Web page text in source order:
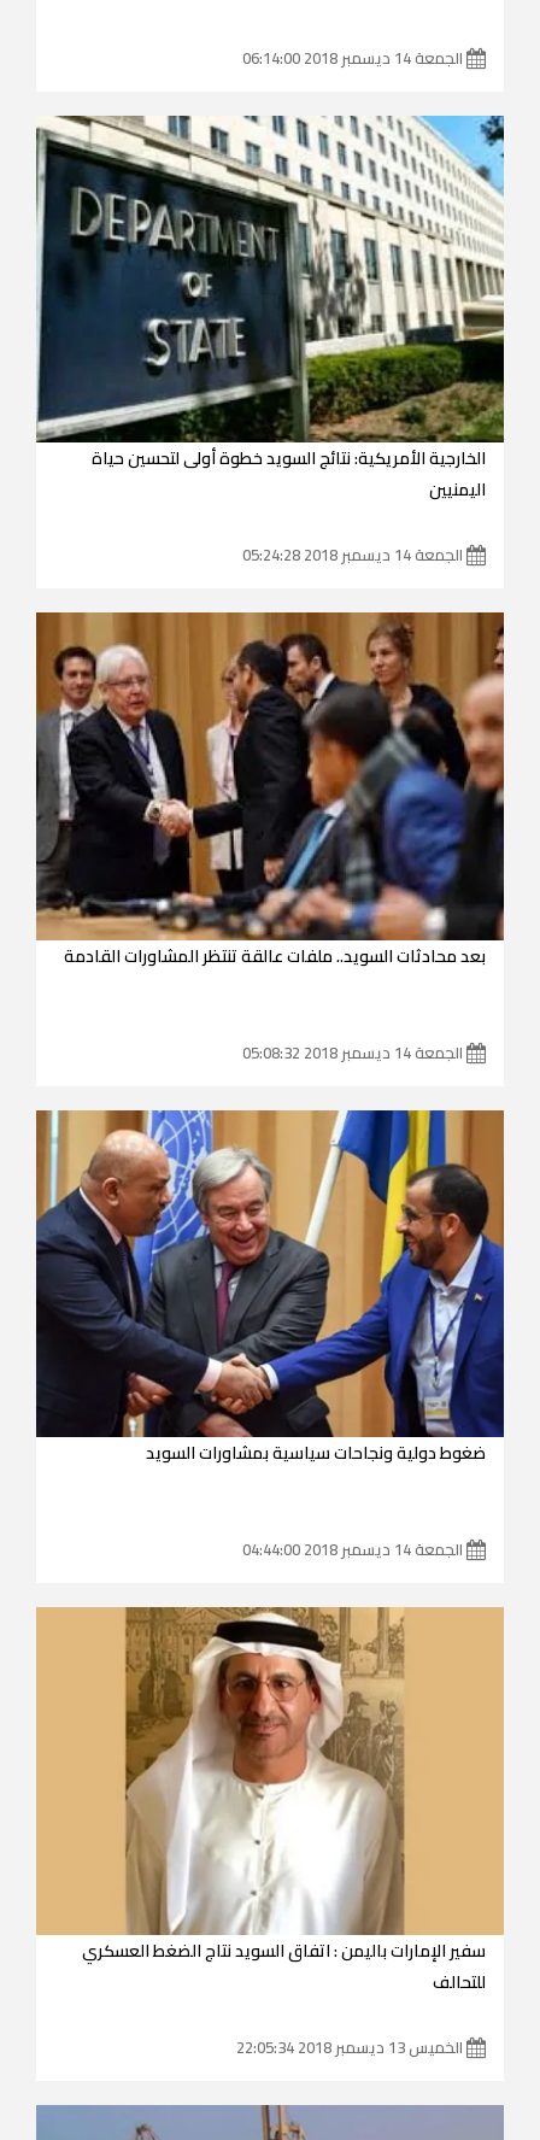
الجمعة 14 ديسمبر 2018 06:14:00
الخارجية الأمريكية: نتائج السويد خطوة أولى لتحسين حياة
اليمنيين
الجمعة 14 ديسمبر 2018 05:24:28
بعد محادثات السويد.. ملفات عالقة تنتظر المشاورات القادمة
الجمعة 14 ديسمبر 2018 05:08:32
ضغوط دولية ونجاحات سياسية بمشاورات السويد
الجمعة 14 ديسمبر 2018 04:44:00
سفير الإمارات باليمن : اتفاق السويد نتاج الضغط العسكري
للتحالف
الخميس 13 ديسمبر 2018 22:05:34